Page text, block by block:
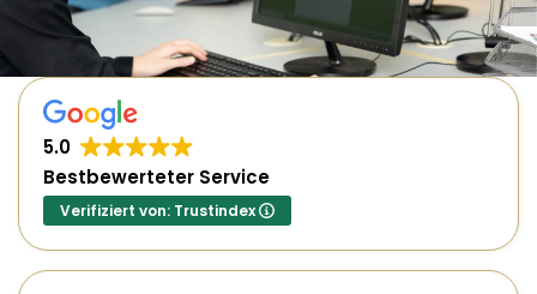
5.0
Bestbewerteter Service
Verifiziert von: Trustindex